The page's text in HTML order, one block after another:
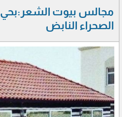
مجالس بيوت الشعر:بحي
الصحراء النابض